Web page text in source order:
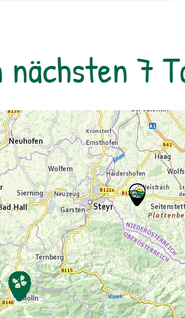
e oder zur Tierwelt, die in der
ziemlich aktiv ist. Begleitet
von einem Naturparkführer,
ist.
7